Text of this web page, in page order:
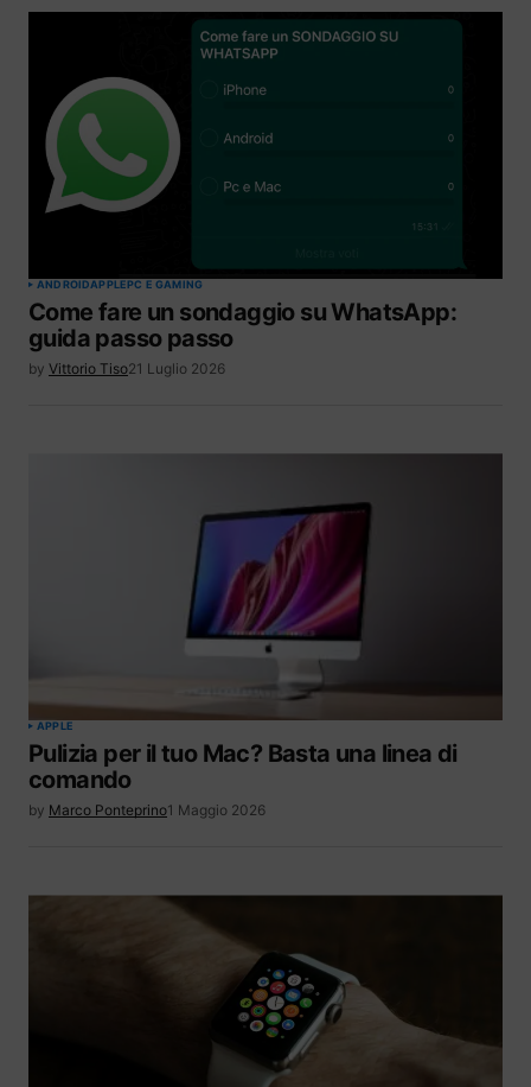
ANDROIDAPPLEPC E GAMING
Come fare un sondaggio su WhatsApp:
guida passo passo
by Vittorio Tiso21 Luglio 2026
APPLE
Pulizia per il tuo Mac? Basta una linea di
comando
by Marco Ponteprino1 Maggio 2026